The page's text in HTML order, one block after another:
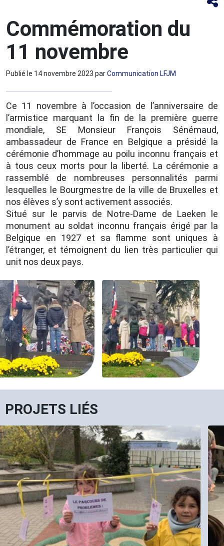
Commémoration du
11 novembre
Publié le 14 novembre 2023 parCommunication LFJM
Ce 11 novembre à l’occasion de l’anniversaire de
l’armistice marquant la fin de la première guerre
mondiale, SE Monsieur François Sénémaud,
ambassadeur de France en Belgique a présidé la
cérémonie d’hommage au poilu inconnu français et
à tous ceux morts pour la liberté. La cérémonie a
rassemblé de nombreuses personnalités parmi
lesquelles le Bourgmestre de la ville de Bruxelles et
nos élèves s’y sont activement associés.
Situé sur le parvis de Notre-Dame de Laeken le
monument au soldat inconnu français érigé par la
Belgique en 1927 et sa flamme sont uniques à
l’étranger, et témoignent du lien très particulier qui
unit nos deux pays.
PROJETS LIÉS